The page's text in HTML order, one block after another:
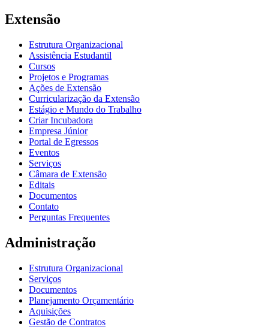
Extensão
Estrutura Organizacional
Assistência Estudantil
Cursos
Projetos e Programas
Ações de Extensão
Curricularização da Extensão
Estágio e Mundo do Trabalho
Criar Incubadora
Empresa Júnior
Portal de Egressos
Eventos
Serviços
Câmara de Extensão
Editais
Documentos
Contato
Perguntas Frequentes
Administração
Estrutura Organizacional
Serviços
Documentos
Planejamento Orçamentário
Aquisições
Gestão de Contratos